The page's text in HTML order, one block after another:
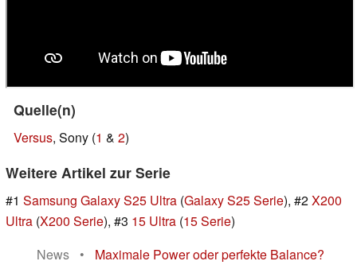
Quelle(n)
Versus, Sony (1 & 2)
Weitere Artikel zur Serie
#1 Samsung Galaxy S25 Ultra (Galaxy S25 Serie), #2X200
Ultra (X200 Serie), #3 15 Ultra (15 Serie)
News
•
Maximale Power oder perfekte Balance?